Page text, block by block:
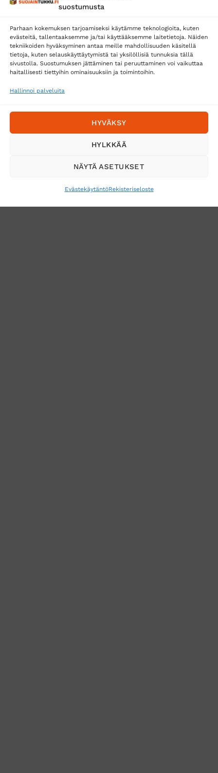
suostumusta
Parhaan kokemuksen tarjoamiseksi käytämme teknologioita, kuten
evästeitä, tallentaaksemme ja/tai käyttääksemme laitetietoja. Näiden
tekniikoiden hyväksyminen antaa meille mahdollisuuden käsitellä
tietoja, kuten selauskäyttäytymistä tai yksilöllisiä tunnuksia tällä
sivustolla. Suostumuksen jättäminen tai peruuttaminen voi vaikuttaa
haitallisesti tiettyihin ominaisuuksiin ja toimintoihin.
Hallinnoi palveluita
HYVÄKSY
HYLKKÄÄ
NÄYTÄ ASETUKSET
EvästekäytäntöRekisteriseloste
Toimitustavat
Posti
Matkahuolto
Tilaa uutiskirje ja saat erikoisalennuksia